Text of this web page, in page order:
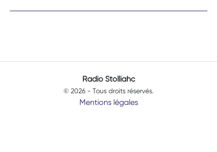
Radio Stolliahc
© 2026 - Tous droits réservés.
Mentions légales